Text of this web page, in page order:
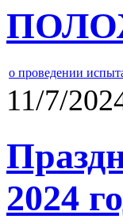
о проведении
11/7/
2024